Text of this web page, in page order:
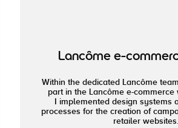
Lancôme e-
Within the dedicated Lancôme
part in the Lancôme e-commerce
I implemented design systems
processes for the creation of
retailer websites.